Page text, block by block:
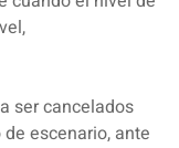
ser cancelados
escenario, ante